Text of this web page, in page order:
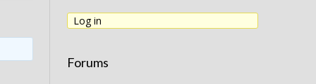
Log in
Forums